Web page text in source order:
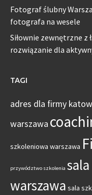
Fotograf ślubny
fotografa na wesele
Siłownie zewnętrzne z
rozwiązanie dla
TAGI
adres dla firmy
warszawa
szkoleniowa warszawa
przywództwo szkolenia
warszawa sala